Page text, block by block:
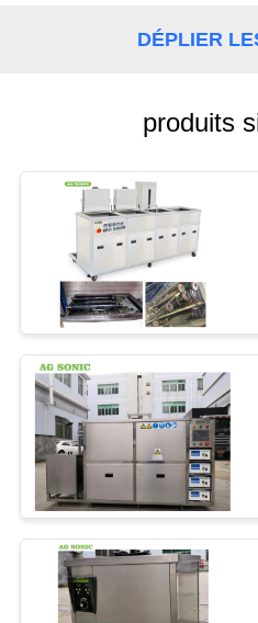
DU
PRIVACY
POLICY
DÉPLIER
produits